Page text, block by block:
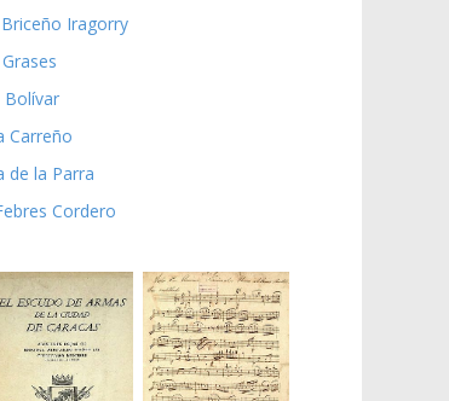
Iragorry
Bolívar
Carreño
de la Parra
Cordero